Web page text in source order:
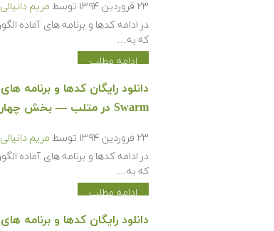
۲۳ فروردین ۱۳۹۴ توسط مریم دانیالی
که به…
ادامه مطلب
Swarm در متلب — بخش چهارم
۲۳ فروردین ۱۳۹۴ توسط مریم دانیالی
که به…
ادامه مطلب